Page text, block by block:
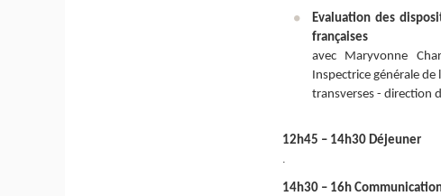
Evaluation des
françaises
avec Maryvonne
Inspectrice générale
transverses - direction
12h45 – 14h30 Déjeuner
.
14h30 – 16h